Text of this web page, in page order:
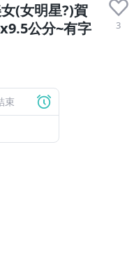
(女明星?)賀
公分~有字
3
束